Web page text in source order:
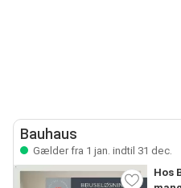
Bauhaus
Gælder fra 1 jan. indtil 31 dec.
Hos